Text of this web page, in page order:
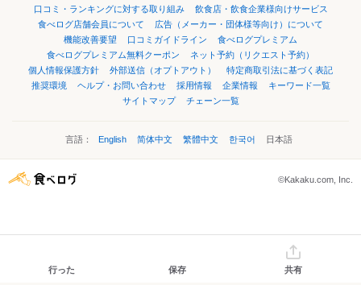
口コミ・ランキングに対する取り組み
飲食店・飲食企業様向けサービス
食べログ店舗会員について
広告（メーカー・団体様等向け）について
機能改善要望
口コミガイドライン
食べログプレミアム
食べログプレミアム無料クーポン
ネット予約（リクエスト予約）
個人情報保護方針
外部送信（オプトアウト）
特定商取引法に基づく表記
推奨環境
ヘルプ・お問い合わせ 採用情報 企業情報
キーワード一覧
サイトマップ
チェーン一覧
言語： English 简体中文 繁體中文 한국어 日本語
©Kakaku.com, Inc.
行った 保存 共有